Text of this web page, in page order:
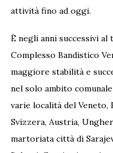
attività fino ad oggi.
È negli anni successivi
Complesso Bandistico
maggiore stabilità e
nel solo ambito
varie località del Veneto,
Svizzera, Austria,
martoriata città di